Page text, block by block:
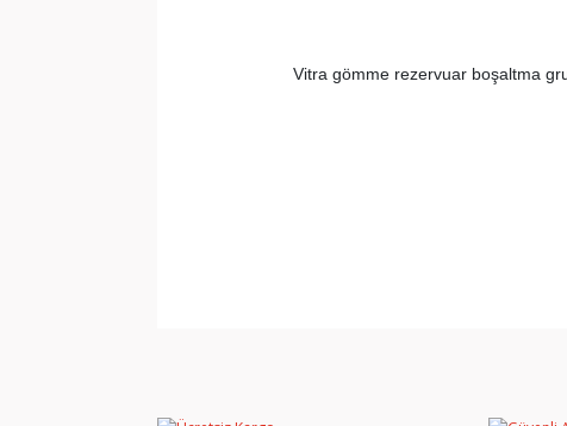
Vitra gömme rezervuar boşaltma
Ürün resmi kalitesiz, bozuk veya görüntülenemiyor.